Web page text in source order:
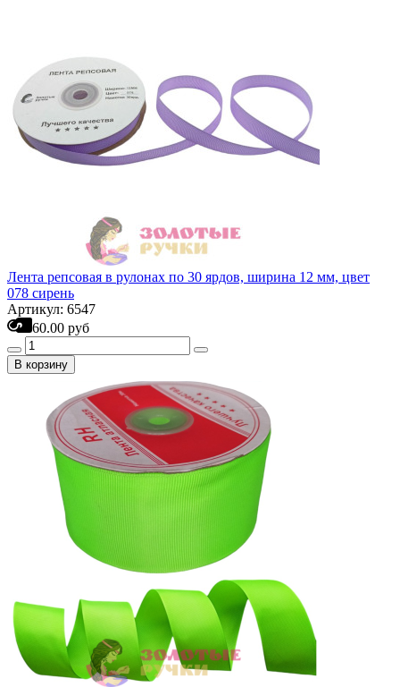
Лента репсовая в рулонах по 30 ярдов, ширина 12 мм, цвет
078 сирень
Артикул: 6547
60.00 руб
В корзину